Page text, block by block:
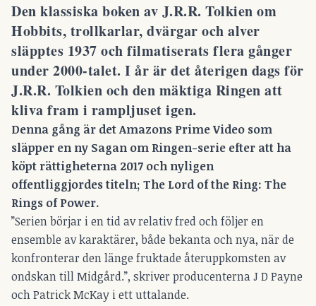
Den klassiska boken av J.R.R. Tolkien om
Hobbits, trollkarlar, dvärgar och alver
släpptes 1937 och filmatiserats flera gånger
under 2000-talet. I år är det återigen dags för
J.R.R. Tolkien och den mäktiga Ringen att
kliva fram i rampljuset igen.
Denna gång är det Amazons Prime Video som
släpper en ny Sagan om Ringen-serie efter att ha
köpt rättigheterna 2017 och nyligen
offentliggjordes titeln; The Lord of the Ring: The
Rings of Power.
”Serien börjar i en tid av relativ fred och följer en
ensemble av karaktärer, både bekanta och nya, när de
konfronterar den länge fruktade återuppkomsten av
ondskan till Midgård.”, skriver producenterna J D Payne
och Patrick McKay i ett uttalande.